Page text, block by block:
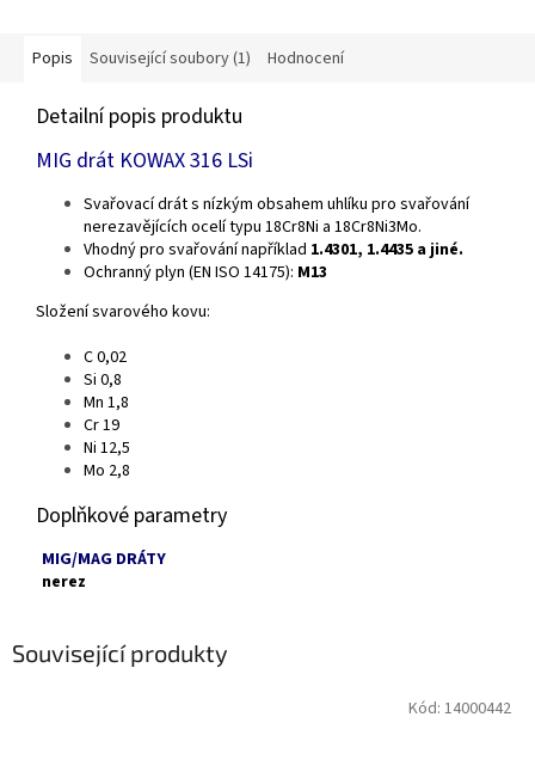
Popis Související soubory (1) Hodnocení
Detailní popis produktu
MIG drát KOWAX 316 LSi
Svařovací drát s nízkým obsahem uhlíku pro svařování
nerezavějících ocelí typu 18Cr8Ni a 18Cr8Ni3Mo.
Vhodný pro svařování například 1.4301, 1.4435 a jiné.
Ochranný plyn (EN ISO 14175): M13
Složení svarového kovu:
C 0,02
Si 0,8
Mn 1,8
Cr 19
Ni 12,5
Mo 2,8
Doplňkové parametry
MIG/MAG DRÁTY
nerez
Související produkty
Kód: 14000442